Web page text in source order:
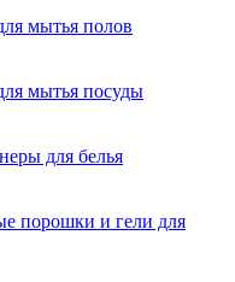
мытья полов
мытья посуды
для белья
порошки и гели для